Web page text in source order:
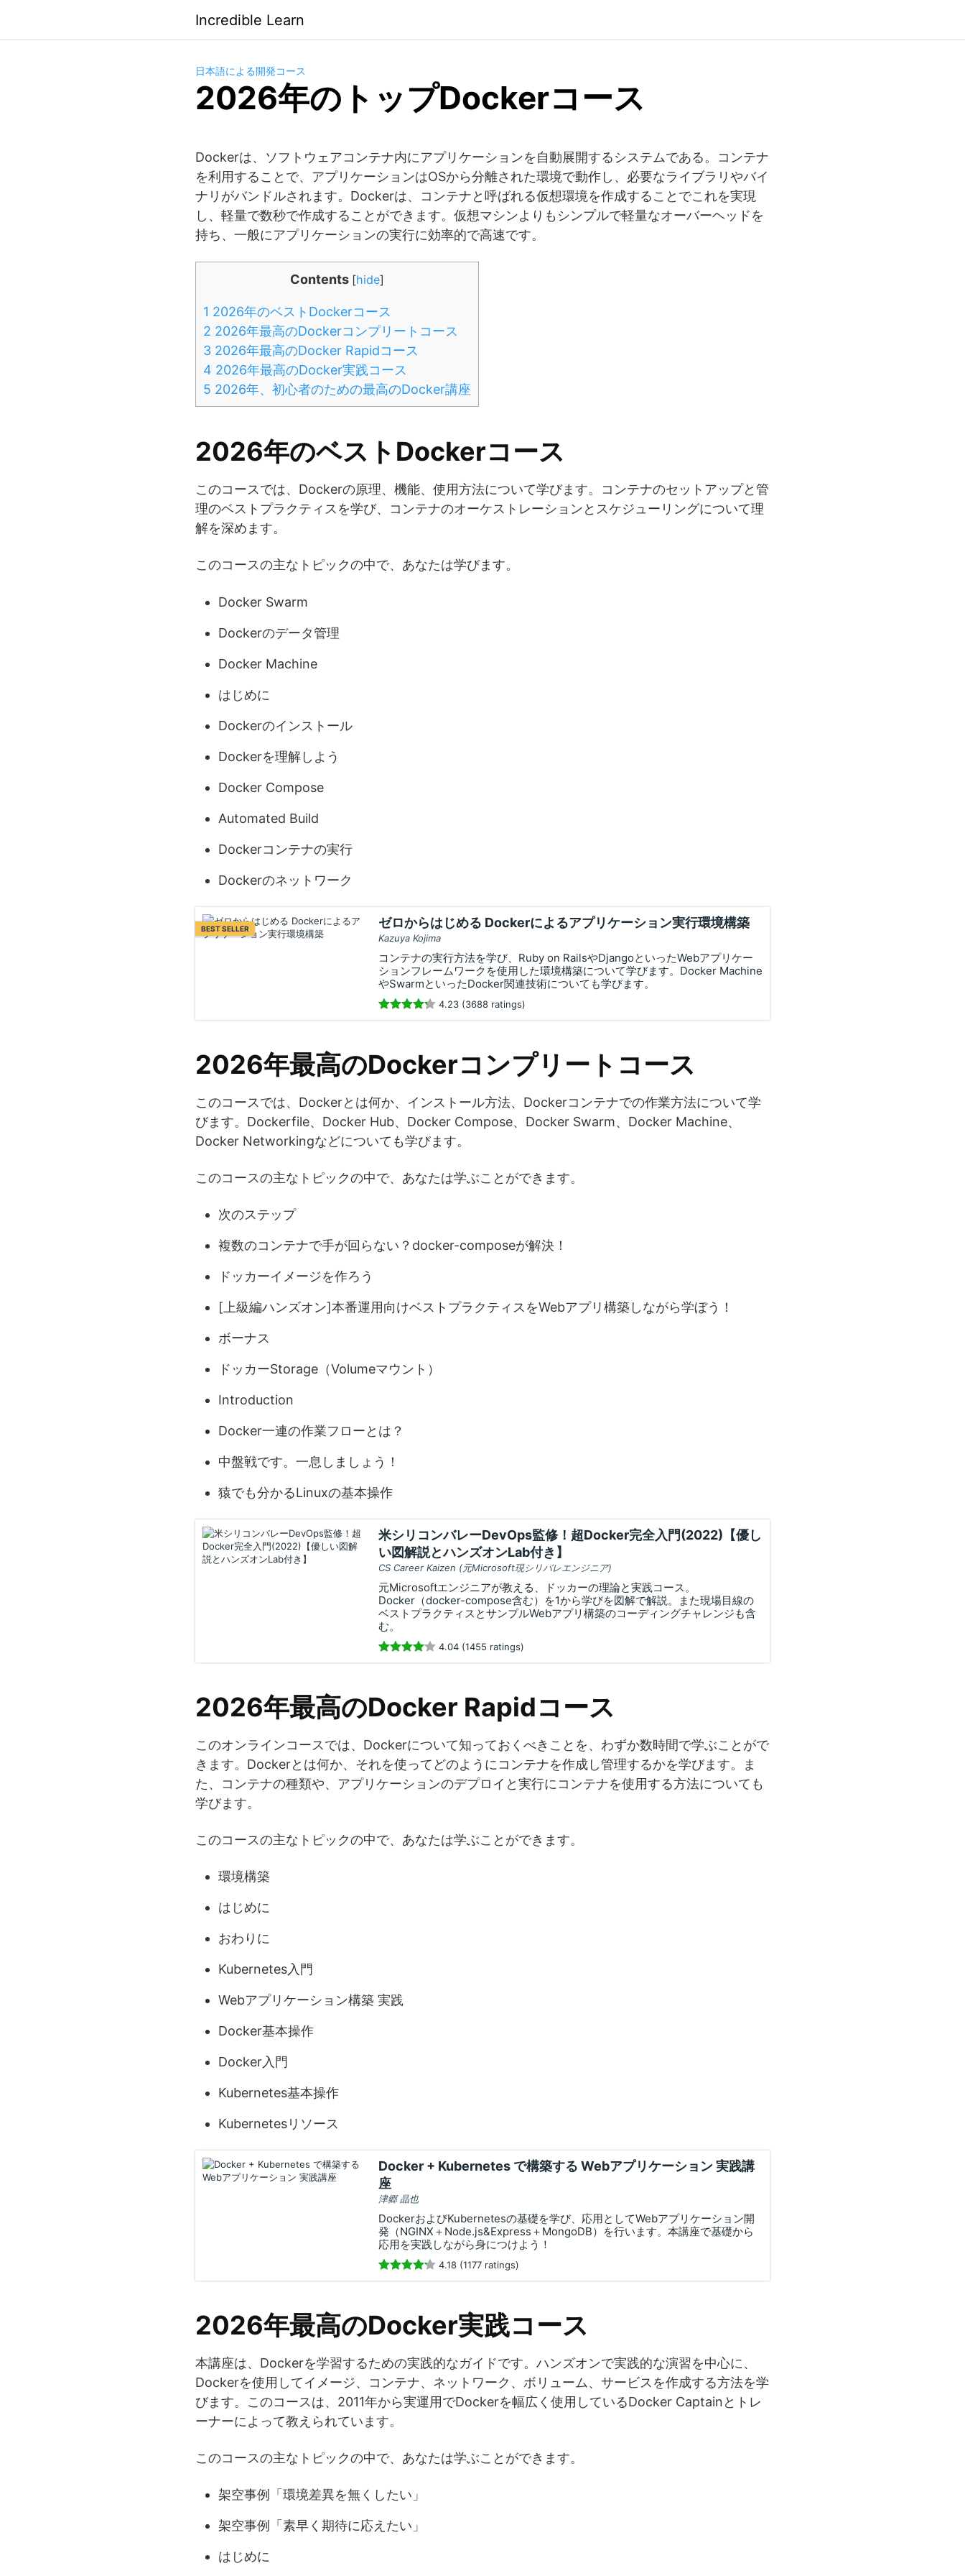
contenido
Incredible Learn
日本語による開発コース
2026年のトップDockerコース
Dockerは、ソフトウェアコンテナ内にアプリケーションを自動展開するシステムである。コンテナ
を利用することで、アプリケーションはOSから分離された環境で動作し、必要なライブラリやバイ
ナリがバンドルされます。Dockerは、コンテナと呼ばれる仮想環境を作成することでこれを実現
し、軽量で数秒で作成することができます。仮想マシンよりもシンプルで軽量なオーバーヘッドを
持ち、一般にアプリケーションの実行に効率的で高速です。
Contents [hide]
1 2026年のベストDockerコース
2 2026年最高のDockerコンプリートコース
3 2026年最高のDocker Rapidコース
4 2026年最高のDocker実践コース
5 2026年、初心者のための最高のDocker講座
2026年のベストDockerコース
このコースでは、Dockerの原理、機能、使用方法について学びます。コンテナのセットアップと管
理のベストプラクティスを学び、コンテナのオーケストレーションとスケジューリングについて理
解を深めます。
このコースの主なトピックの中で、あなたは学びます。
Docker Swarm
Dockerのデータ管理
Docker Machine
はじめに
Dockerのインストール
Dockerを理解しよう
Docker Compose
Automated Build
Dockerコンテナの実行
Dockerのネットワーク
BEST SELLER ゼロからはじめる Dockerによるアプリケーション実行環境構築
Kazuya Kojima
コンテナの実行方法を学び、Ruby on RailsやDjangoといったWebアプリケー
ションフレームワークを使用した環境構築について学びます。Docker Machine
やSwarmといったDocker関連技術についても学びます。
4.23 (3688 ratings)
2026年最高のDockerコンプリートコース
このコースでは、Dockerとは何か、インストール方法、Dockerコンテナでの作業方法について学
びます。Dockerfile、Docker Hub、Docker Compose、Docker Swarm、Docker Machine、
Docker Networkingなどについても学びます。
このコースの主なトピックの中で、あなたは学ぶことができます。
次のステップ
複数のコンテナで手が回らない？docker-composeが解決！
ドッカーイメージを作ろう
[上級編ハンズオン]本番運用向けベストプラクティスをWebアプリ構築しながら学ぼう！
ボーナス
ドッカーStorage（Volumeマウント）
Introduction
Docker一連の作業フローとは？
中盤戦です。一息しましょう！
猿でも分かるLinuxの基本操作
米シリコンバレーDevOps監修！超Docker完全入門(2022)【優し
い図解説とハンズオンLab付き】
CS Career Kaizen (元Microsoft現シリバレエンジニア)
元Microsoftエンジニアが教える、ドッカーの理論と実践コース。
Docker（docker-compose含む）を1から学びを図解で解説。また現場目線の
ベストプラクティスとサンプルWebアプリ構築のコーディングチャレンジも含
む。
4.04 (1455 ratings)
2026年最高のDocker Rapidコース
このオンラインコースでは、Dockerについて知っておくべきことを、わずか数時間で学ぶことがで
きます。Dockerとは何か、それを使ってどのようにコンテナを作成し管理するかを学びます。ま
た、コンテナの種類や、アプリケーションのデプロイと実行にコンテナを使用する方法についても
学びます。
このコースの主なトピックの中で、あなたは学ぶことができます。
環境構築
はじめに
おわりに
Kubernetes入門
Webアプリケーション構築 実践
Docker基本操作
Docker入門
Kubernetes基本操作
Kubernetesリソース
Docker + Kubernetes で構築する Webアプリケーション 実践講
座
津郷 晶也
DockerおよびKubernetesの基礎を学び、応用としてWebアプリケーション開
発（NGINX＋Node.js&Express＋MongoDB）を行います。本講座で基礎から
応用を実践しながら身につけよう！
4.18 (1177 ratings)
2026年最高のDocker実践コース
本講座は、Dockerを学習するための実践的なガイドです。ハンズオンで実践的な演習を中心に、
Dockerを使用してイメージ、コンテナ、ネットワーク、ボリューム、サービスを作成する方法を学
びます。このコースは、2011年から実運用でDockerを幅広く使用しているDocker Captainとトレ
ーナーによって教えられています。
このコースの主なトピックの中で、あなたは学ぶことができます。
架空事例「環境差異を無くしたい」
架空事例「素早く期待に応えたい」
はじめに